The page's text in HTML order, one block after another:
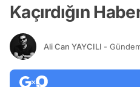
Kaçırdığın
Ali Can YAYCILI -